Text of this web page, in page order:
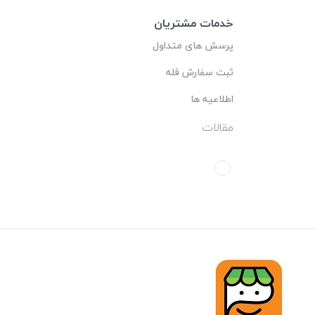
خدمات مشتریان
پرسش های متداول
ثبت سفارش فله
اطلاعیه ها
مقالات